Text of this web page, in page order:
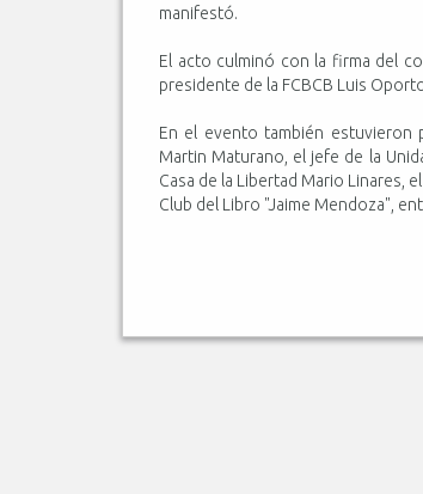
manifestó.
El acto culminó con la firma del
presidente de la FCBCB Luis
En el evento también estuvieron
Martin Maturano, el jefe de la
Casa de la Libertad Mario Linares,
Club del Libro "Jaime Mendoza",